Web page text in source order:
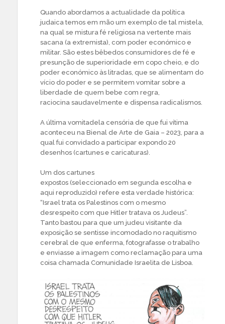
Quando abordamos a actualidade da política
judaica temos em mão um exemplo de tal mistela,
na qual se mistura fé religiosa na vertente mais
sacana (a extremista), com poder económico e
militar. São estes bêbedos consumidores de fé e
presunção de superioridade em copo cheio, e do
poder económico às litradas, que se alimentam do
vício do poder e se permitem vomitar sobre a
liberdade de quem bebe com regra,
raciocina saudavelmente e dispensa radicalismos.
A última vomitadela censória de que fui vítima
aconteceu na Bienal de Arte de Gaia – 2023, para a
qual fui convidado a participar expondo 20
desenhos (cartunes e caricaturas).
Um dos cartunes
expostos (seleccionado em segunda escolha e
aqui reproduzido) refere esta verdade histórica:
“Israel trata os Palestinos com o mesmo
desrespeito com que Hitler tratava os Judeus”.
Tanto bastou para que um judeu visitante da
exposição se sentisse incomodado no raquitismo
cerebral de que enferma, fotografasse o trabalho
e enviasse a imagem como reclamação para uma
coisa chamada Comunidade Israelita de Lisboa.